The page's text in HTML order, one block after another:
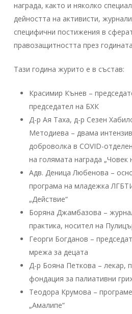
награда, както и няколко
дейността на активисти,
специфични постижения в
правозащитността през
Тази година журито е в състав:
Красимир Кънев –
председател на БХК
Д-р Ая Таха, д-р Сезен
Методиева – двама
доброволка в COVID-
на голямата награда „Човек
Aдв. Деница Любенова –
програма на младежка
„Действие“
Боряна Джамбазова –
практика, носител на
Георги Богданов –
мрежа за децата
Д-р Бояна Петкова – лекар,
фондация за палиативни
Теодора Крумова –
„Амалипе“